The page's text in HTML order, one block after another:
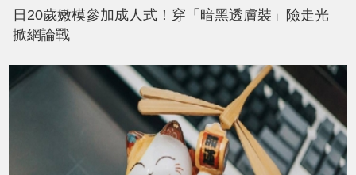
日20歲嫩模參加成人式！穿「暗黑透膚裝」險走光
掀網論戰